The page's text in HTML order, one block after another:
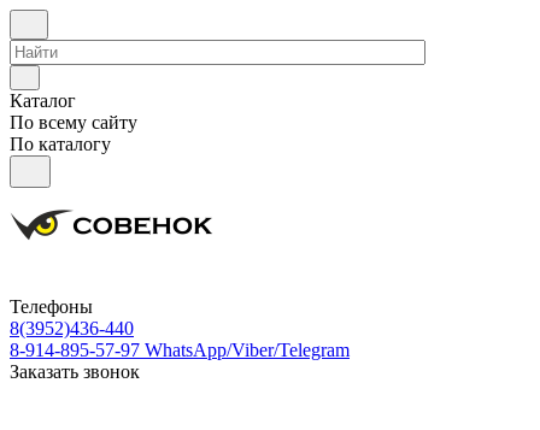
Каталог
По всему сайту
По каталогу
Телефоны
8(3952)436-440
8-914-895-57-97 WhatsApp/Viber/Telegram
Заказать звонок